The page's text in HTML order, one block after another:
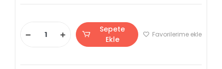
Sepete
Ekle
Favorilerime ekle